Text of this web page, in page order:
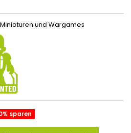
und Wargames
sparen